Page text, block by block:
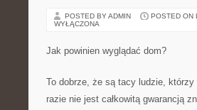
POSTED BY ADMIN POSTED ON
WYŁĄCZONA
Jak powinien wyglądać dom?
To dobrze, że są tacy ludzie,
razie nie jest całkowitą gwarancją